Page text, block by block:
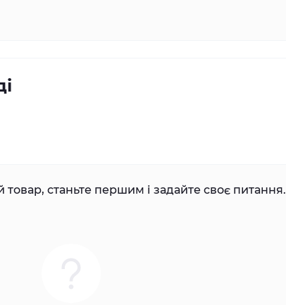
станьте першим і задайте своє питання.